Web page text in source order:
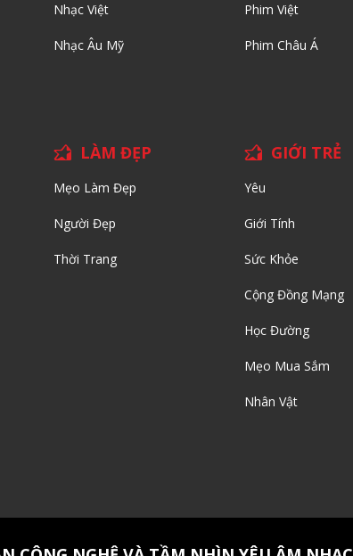
Nhạc Việt
Nhạc Âu Mỹ
Phim Việt
Phim Châu Á
LÀM ĐẸP
Mẹo Làm Đẹp
Người Đẹp
Thời Trang
GIỚI TRẺ
Yêu
Giới Tính
Sức Khỏe
Cộng Đồng Mạng
Học Đường
Mẹo Mua Sắm
Nhân Vật